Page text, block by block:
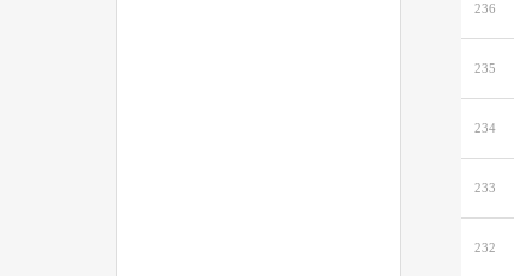
236
235
234
233
232